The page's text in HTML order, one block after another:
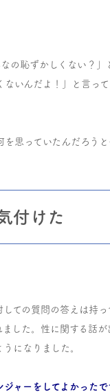
の恥ずかしくない？
いんだよ！」と言っ
思っていたんだろう
付けた
ての質問の答えは持
した。性に関する話
になりました。
ャーをしてよかったで